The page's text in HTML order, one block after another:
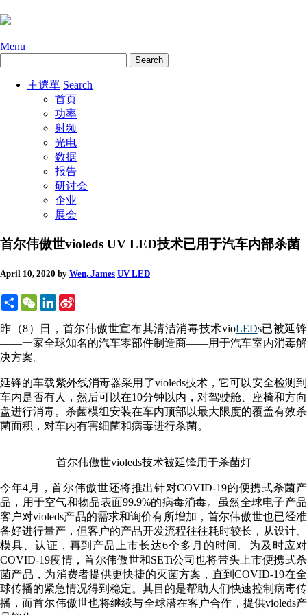
Menu
主選單 Search
首页
功率
射频
光电
数据
报告
研讨会
企业
展会
首尔伟傲世violeds UV LED技术已用于汽车内部杀菌
April 10, 2020 by Wen, James UV LED
ShareWeChatLinkedIn
昨（8）日，首尔伟傲世宣布其清洁消毒技术vioLEDs已被延锋
——一家全球知名的汽车零部件制造商——用于汽车室内消毒解
决方案。
延锋的车载紫外线消毒器采用了violeds技术，它可以安全检测到
车内是否有人，然后可以在10分钟以内，对驾驶舱、座椅和方向
盘进行消毒。杀菌模组安装在车内顶部以最大限度的覆盖有效杀
菌面积，对车内有害细菌和病毒进行杀菌。
首尔伟傲世violeds技术被延锋用于杀菌灯
今年4月，首尔伟傲世还将推出针对COVID-19的便携式杀菌产
品，用于空气和物品表面99.9%的病毒消毒。虽然全球电子产品
客户对violeds产品的需求和询价有所增加，首尔伟傲世也已经准
备好进行量产，但客户的产品开发流程往往耗时较长，从设计、
模具、认证，再到产品上市长达6个多月的时间。为及时应对
COVID-19疫情，首尔伟傲世和SETi公司也将带头上市便携式杀
菌产品，为消费者提供更快捷的灭菌方案，直到COVID-19在全
球传播的紧急情况得到稳定。其目的是帮助人们快速控制病毒传
播，而首尔伟傲世也将继续与全球潜在客户合作，提供violeds产